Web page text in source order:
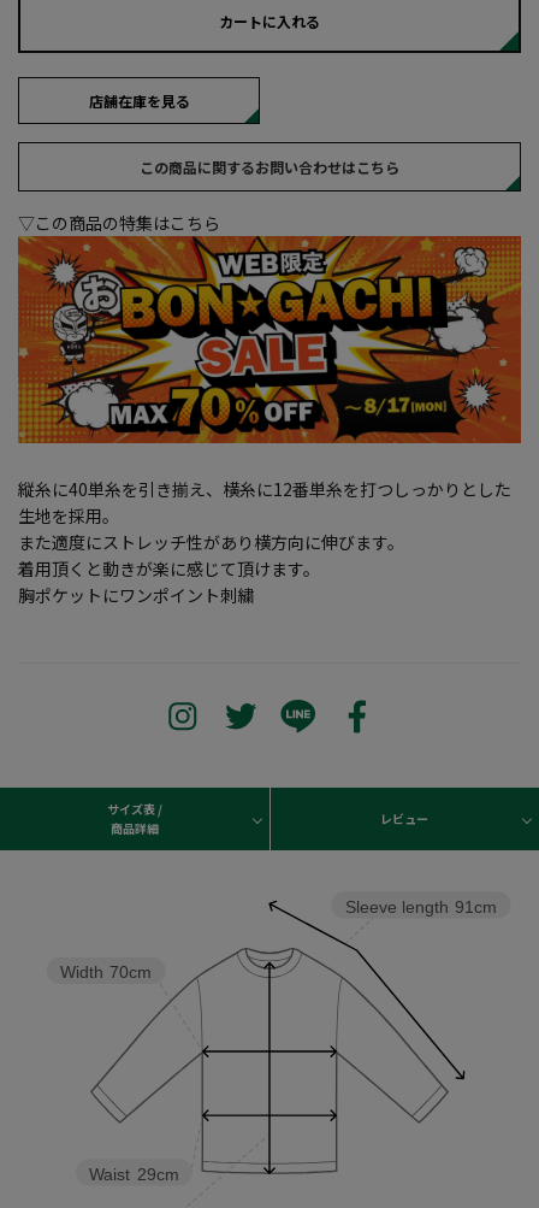
カートに入れる
店舗在庫を見る
この商品に関するお問い合わせはこちら
▽この商品の特集はこちら
縦糸に40単糸を引き揃え、横糸に12番単糸を打つしっかりとした
生地を採用。
また適度にストレッチ性があり横方向に伸びます。
着用頂くと動きが楽に感じて頂けます。
胸ポケットにワンポイント刺繍
サイズ表 /
商品詳細
レビュー
Sleeve length 91cm
Waist 29cm
Width 70cm